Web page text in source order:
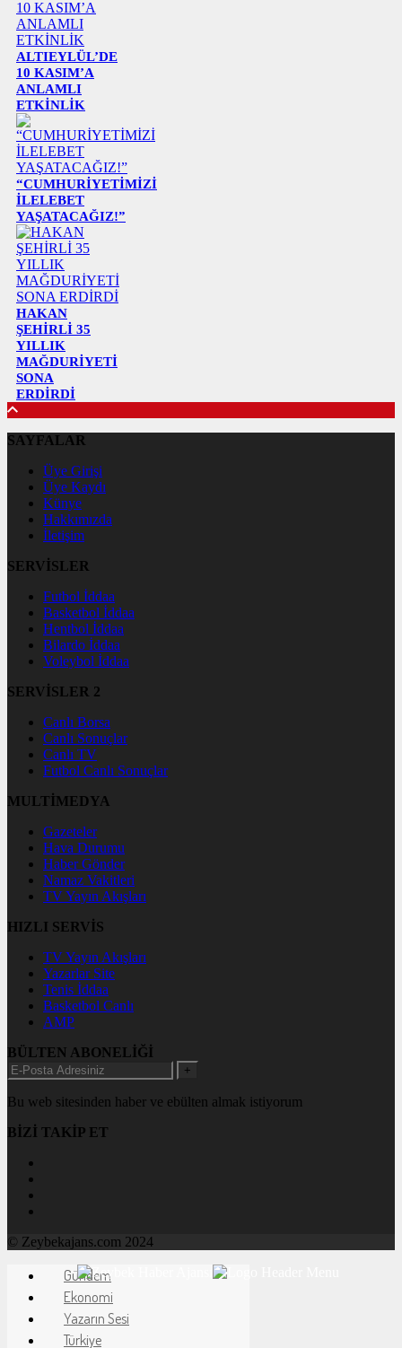
ALTIEYLÜL’DE
10 KASIM’A
ANLAMLI
ETKİNLİK
“CUMHURİYETİMİZİ
İLELEBET
YAŞATACAĞIZ!”
HAKAN
ŞEHİRLİ 35
YILLIK
MAĞDURİYETİ
SONA
ERDİRDİ
SAYFALAR
Üye Girişi
Üye Kaydı
Künye
Hakkımızda
İletişim
SERVİSLER
Futbol İddaa
Basketbol İddaa
Hentbol İddaa
Bilardo İddaa
Voleybol İddaa
SERVİSLER 2
Canlı Borsa
Canlı Sonuçlar
Canlı TV
Futbol Canlı Sonuçlar
MULTİMEDYA
Gazeteler
Hava Durumu
Haber Gönder
Namaz Vakitleri
TV Yayın Akışları
HIZLI SERVİS
TV Yayın Akışları
Yazarlar Site
Tenis İddaa
Basketbol Canlı
AMP
BÜLTEN ABONELİĞİ
+
Bu web sitesinden haber ve ebülten almak istiyorum
BİZİ TAKİP ET
© Zeybekajans.com 2024
Gündem
Ekonomi
Yazarın Sesi
Türkiye